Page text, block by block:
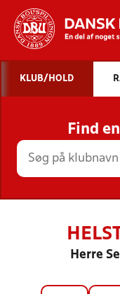
STILLINGER,
KLUB/HOLD
Find
Herre